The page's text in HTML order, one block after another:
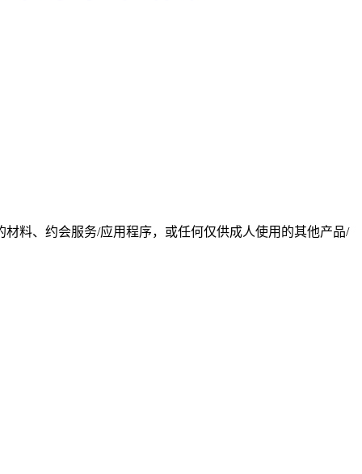
料、约会服务/应用程序，或任何仅供成人使用的其他产品/